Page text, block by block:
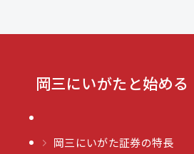
岡三にいがたと始める
岡三にいがた証券の特長